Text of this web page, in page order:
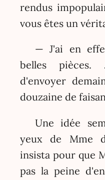
rendus
vous êtes un
— J'ai en
belles pièces.
d'envoyer
douzaine de
Une idée
yeux de Mme
insista pour que
pas la peine